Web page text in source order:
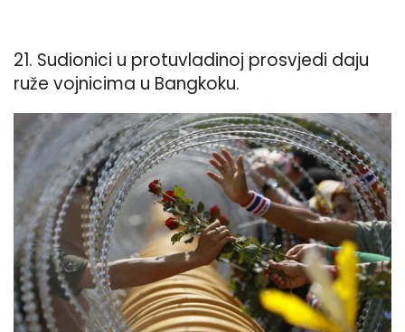
21. Sudionici u protuvladinoj prosvjedi daju
ruže vojnicima u Bangkoku.